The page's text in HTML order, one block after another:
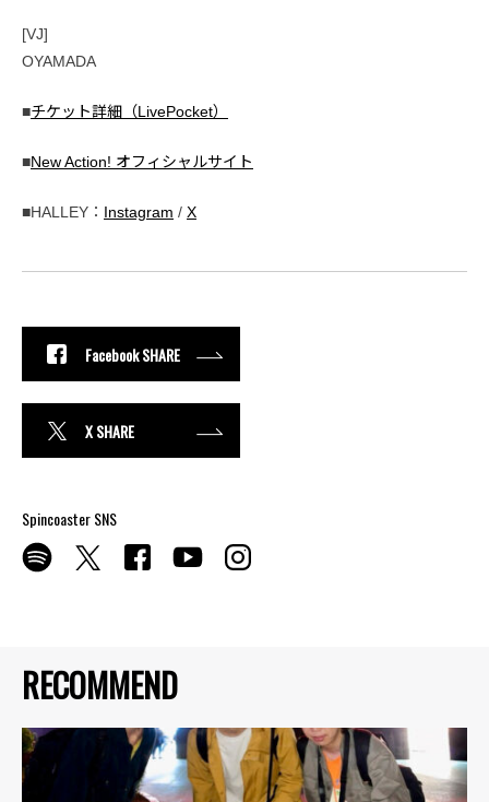
RECOMMEND
[VJ]
OYAMADA
■チケット詳細（LivePocket）
■New Action! オフィシャルサイト
■HALLEY： Instagram / X
Facebook SHARE
X SHARE
Spincoaster SNS